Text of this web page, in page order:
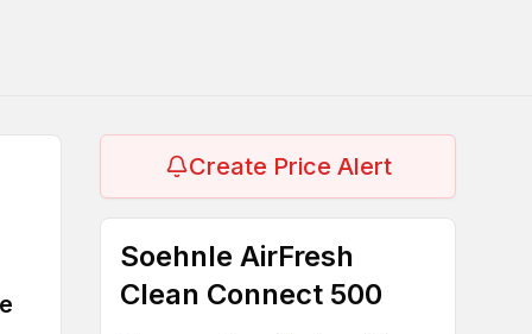
Create Price Alert
Soehnle AirFresh
Clean Connect 500